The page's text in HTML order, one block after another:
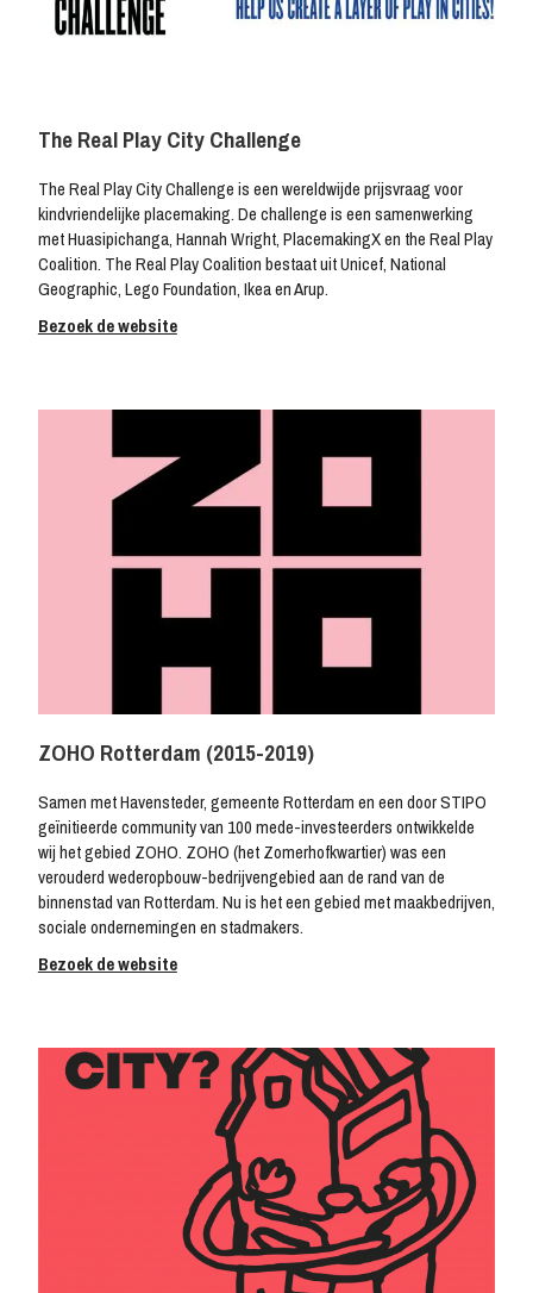
The Real Play City Challenge
The Real Play City Challenge is een wereldwijde prijsvraag voor
kindvriendelijke placemaking. De challenge is een samenwerking
met Huasipichanga, Hannah Wright, PlacemakingX en the Real Play
Coalition. The Real Play Coalition bestaat uit Unicef, National
Geographic, Lego Foundation, Ikea en Arup.
Bezoek de website
ZOHO Rotterdam (2015-2019)
Samen met Havensteder, gemeente Rotterdam en een door STIPO
geïnitieerde community van 100 mede-investeerders ontwikkelde
wij het gebied ZOHO. ZOHO (het Zomerhofkwartier) was een
verouderd wederopbouw-bedrijvengebied aan de rand van de
binnenstad van Rotterdam. Nu is het een gebied met maakbedrijven,
sociale ondernemingen en stadmakers.
Bezoek de website